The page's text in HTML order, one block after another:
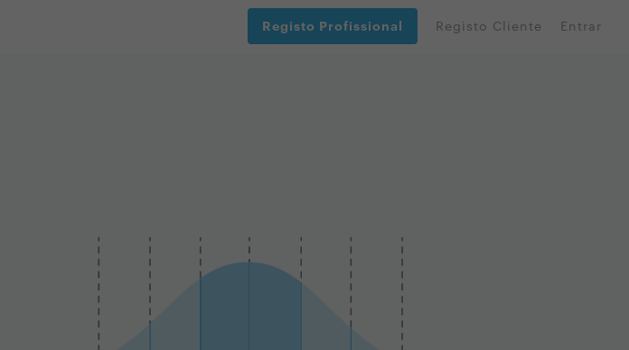
Registo Profissional Registo Cliente Entrar